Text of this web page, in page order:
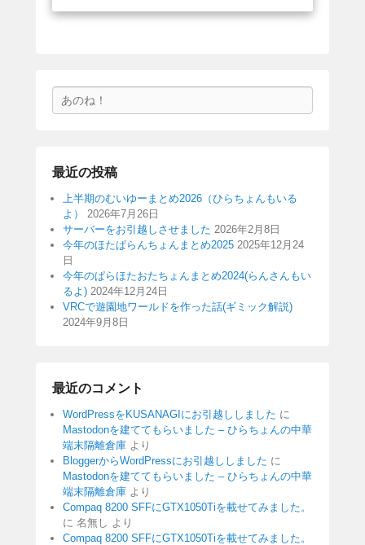
索
最近の投稿
上半期のむいゆーまとめ2026（ひらちょんもいる
よ）
2026年7月26日
サーバーをお引越しさせました 2026年2月8日
今年のほたぱらんちょんまとめ2025 2025年12月24
日
今年のぱらほたおたちょんまとめ2024(らんさんもい
るよ) 2024年12月24日
VRCで遊園地ワールドを作った話(ギミック解説)
2024年9月8日
最近のコメント
WordPressをKUSANAGIにお引越ししました に
Mastodonを建ててもらいました – ひらちょんの中華
端末隔離倉庫 より
BloggerからWordPressにお引越ししました に
Mastodonを建ててもらいました – ひらちょんの中華
端末隔離倉庫 より
Compaq 8200 SFFにGTX1050Tiを載せてみました。
に 名無し より
Compaq 8200 SFFにGTX1050Tiを載せてみました。